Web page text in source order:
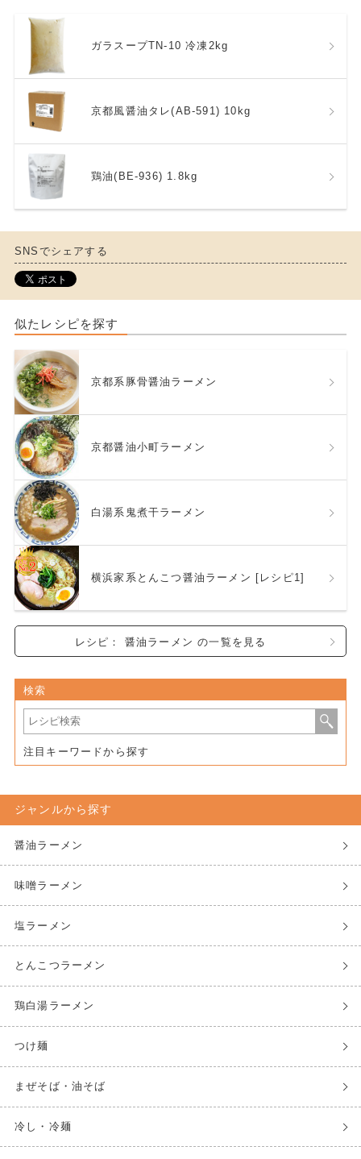
ガラスープTN-10 冷凍2kg
京都風醤油タレ(AB-591) 10kg
鶏油(BE-936) 1.8kg
SNSでシェアする
似たレシピを探す
京都系豚骨醤油ラーメン
京都醤油小町ラーメン
白湯系鬼煮干ラーメン
横浜家系とんこつ醤油ラーメン [レシピ1]
レシピ： 醤油ラーメン の一覧を見る
検索
注目キーワードから探す
ジャンルから探す
醤油ラーメン
味噌ラーメン
塩ラーメン
とんこつラーメン
鶏白湯ラーメン
つけ麺
まぜそば・油そば
冷し・冷麺